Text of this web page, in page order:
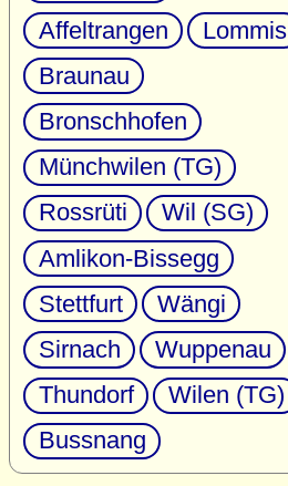
Affeltrangen
Lommis
Braunau
Bronschhofen
Münchwilen (TG)
Rossrüti
Wil (SG)
Amlikon-Bissegg
Stettfurt
Wängi
Sirnach
Wuppenau
Thundorf
Wilen (TG)
Bussnang